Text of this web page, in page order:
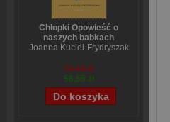
Chłopki Opowieść o
naszych babkach
Joanna Kuciel-Frydryszak
70,44 zł
56,55 zł